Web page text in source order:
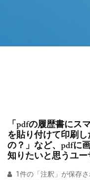
「pdfの履歴書にス
を貼り付けて印刷
の？」など、pdfに
知りたいと思うユー
1件の「注釈」が保存